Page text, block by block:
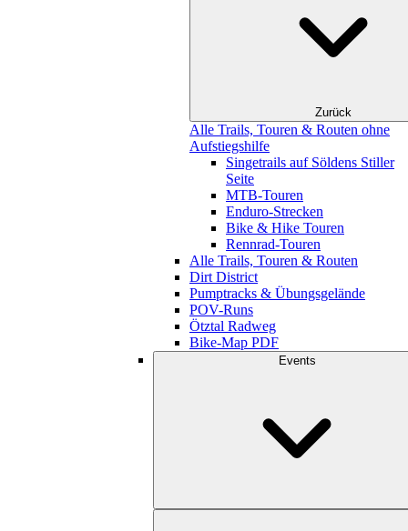
Zurück
Alle Trails, Touren & Routen ohne
Aufstiegshilfe
Singetrails auf Söldens Stiller
Seite
MTB-Touren
Enduro-Strecken
Bike & Hike Touren
Rennrad-Touren
Alle Trails, Touren & Routen
Dirt District
Pumptracks & Übungsgelände
POV-Runs
Ötztal Radweg
Bike-Map PDF
Events